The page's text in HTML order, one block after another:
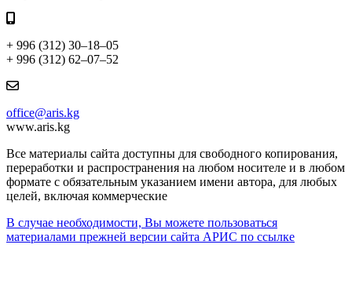
+ 996 (312) 30–18–05
+ 996 (312) 62–07–52
office@aris.kg
www.aris.kg
Все материалы сайта доступны для свободного копирования,
переработки и распространения на любом носителе и в любом
формате с обязательным указанием имени автора, для любых
целей, включая коммерческие
В случае необходимости, Вы можете пользоваться
материалами прежней версии сайта АРИС по ссылке